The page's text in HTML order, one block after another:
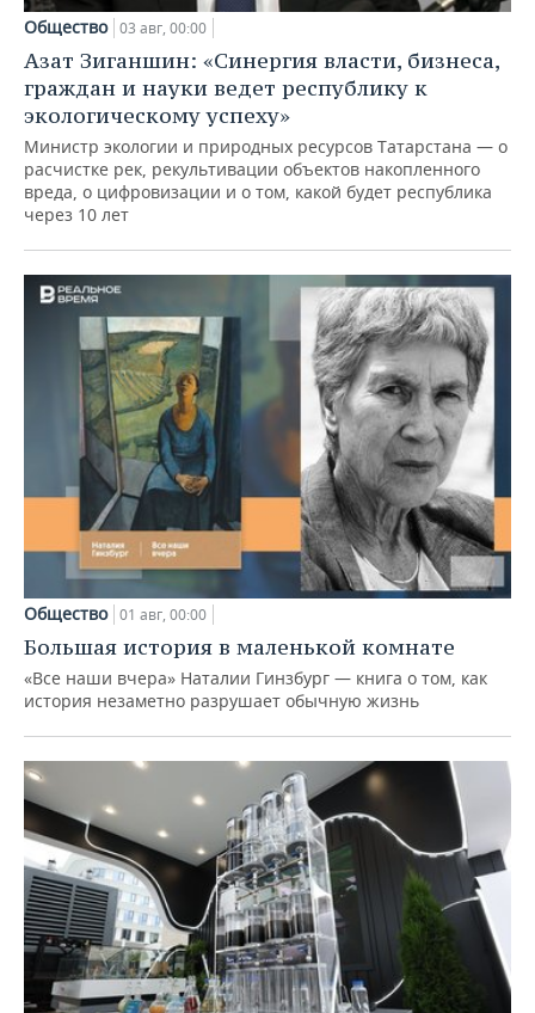
Общество 03 авг, 00:00
Азат Зиганшин: «Синергия власти, бизнеса,
граждан и науки ведет республику к
экологическому успеху»
Министр экологии и природных ресурсов Татарстана — о
расчистке рек, рекультивации объектов накопленного
вреда, о цифровизации и о том, какой будет республика
через 10 лет
Общество 01 авг, 00:00
Большая история в маленькой комнате
«Все наши вчера» Наталии Гинзбург — книга о том, как
история незаметно разрушает обычную жизнь